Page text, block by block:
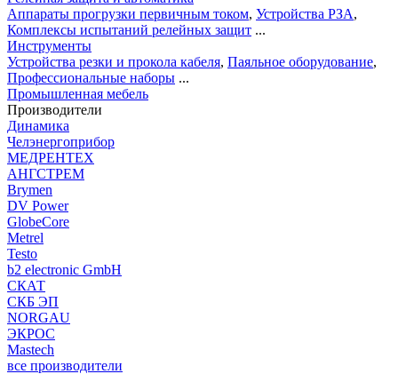
Аппараты прогрузки первичным током, Устройства РЗА,
Комплексы испытаний релейных защит ...
Инструменты
Устройства резки и прокола кабеля, Паяльное оборудование,
Профессиональные наборы ...
Промышленная мебель
Производители
Динамика
Челэнергоприбор
МЕДРЕНТЕХ
АНГСТРЕМ
Brymen
DV Power
GlobeCore
Metrel
Testo
b2 electronic GmbH
СКАТ
СКБ ЭП
NORGAU
ЭКРОС
Mastech
все производители